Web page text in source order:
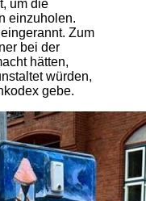
um die
einzuholen.
Zum
bei der
hätten,
würden,
gebe.